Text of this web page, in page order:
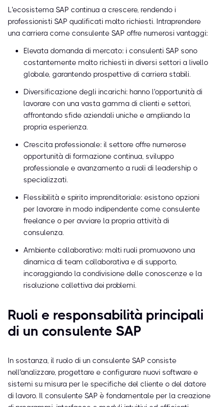
L'ecosistema SAP continua a crescere, rendendo i
professionisti SAP qualificati molto richiesti. Intraprendere
una carriera come consulente SAP offre numerosi vantaggi:
Elevata domanda di mercato: i consulenti SAP sono
costantemente molto richiesti in diversi settori a livello
globale, garantendo prospettive di carriera stabili.
Diversificazione degli incarichi: hanno l'opportunità di
lavorare con una vasta gamma di clienti e settori,
affrontando sfide aziendali uniche e ampliando la
propria esperienza.
Crescita professionale: il settore offre numerose
opportunità di formazione continua, sviluppo
professionale e avanzamento a ruoli di leadership o
specializzati.
Flessibilità e spirito imprenditoriale: esistono opzioni
per lavorare in modo indipendente come consulente
freelance o per avviare la propria attività di
consulenza.
Ambiente collaborativo: molti ruoli promuovono una
dinamica di team collaborativa e di supporto,
incoraggiando la condivisione delle conoscenze e la
risoluzione collettiva dei problemi.
Ruoli e responsabilità principali
di un consulente SAP
In sostanza, il ruolo di un consulente SAP consiste
nell'analizzare, progettare e configurare nuovi software e
sistemi su misura per le specifiche del cliente o del datore
di lavoro. Il consulente SAP è fondamentale per la creazione